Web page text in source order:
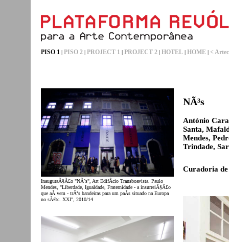
PISO 1 | PISO 2 | PROJECT 1 | PROJECT 2 | HOTEL | HOME | <
InauguraÃ§Ã£o "NÃ³s", Art EdifÃ­cio Transboavista. Paulo
Mendes, "Liberdade, Igualdade, Fraternidade - a insurreiÃ§Ã£o
que aÃ­ vem - trÃªs bandeiras para um paÃ­s situado na Europa
no sÃ©c. XXI", 2010/14
NÃ³s
António
Santa,
Mendes,
Trindade,
Curadoria de